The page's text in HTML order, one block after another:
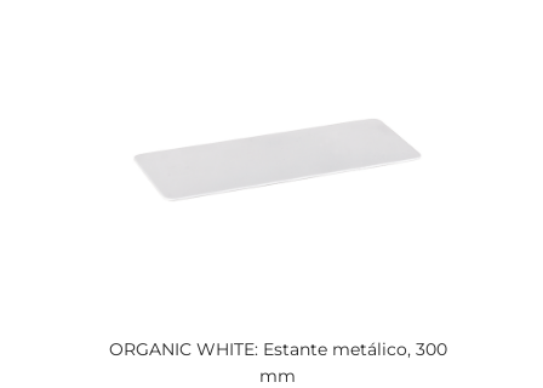
ORGANIC WHITE: Estante metálico, 300
mm